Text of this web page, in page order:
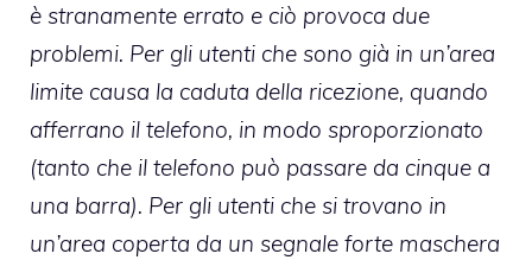
è stranamente errato e ciò provoca due
problemi. Per gli utenti che sono già in un’area
limite causa la caduta della ricezione, quando
afferrano il telefono, in modo sproporzionato
(tanto che il telefono può passare da cinque a
una barra). Per gli utenti che si trovano in
un’area coperta da un segnale forte maschera